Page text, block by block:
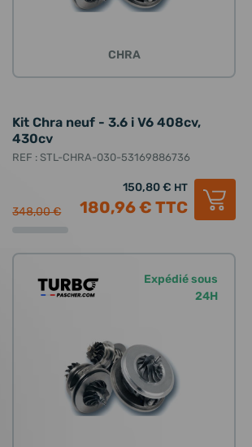
CHRA
Kit Chra neuf - 3.6 i V6 408cv,
430cv
REF : STL-CHRA-030-53169886736
348,00 €
150,80 € HT
180,96 € TTC
Expédié sous
24H